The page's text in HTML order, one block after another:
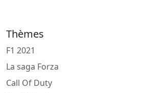
Thèmes
F1 2021
La saga Forza
Call Of Duty